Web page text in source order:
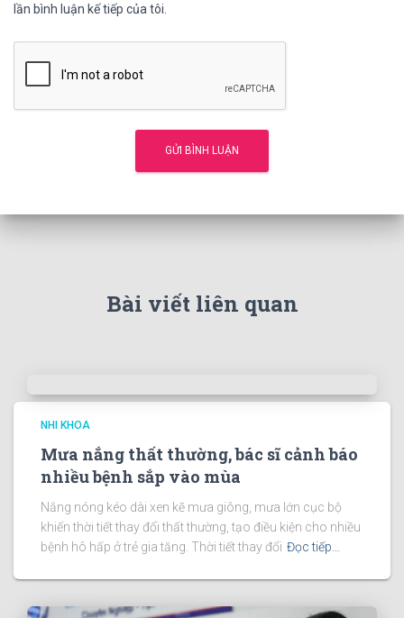
lần bình luận kế tiếp của tôi.
Bài viết liên quan
NHI KHOA
Mưa nắng thất thường, bác sĩ cảnh báo
nhiều bệnh sắp vào mùa
Nắng nóng kéo dài xen kẽ mưa giông, mưa lớn cục bộ
khiến thời tiết thay đổi thất thường, tạo điều kiện cho nhiều
bệnh hô hấp ở trẻ gia tăng. Thời tiết thay đổi Đọc tiếp…